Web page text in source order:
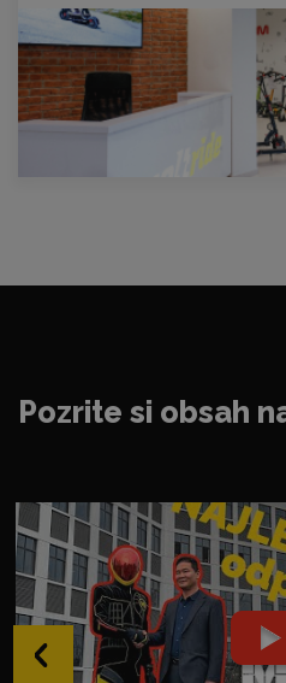
Pozrite si obsah
‹